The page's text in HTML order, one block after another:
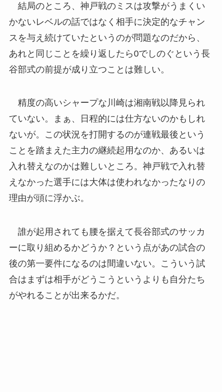
結局のところ、神戸戦のミスは攻撃がうまくい
かないレベルの話ではなく相手に決定的なチャン
スを与え続けていたというのが問題なのだから、
あれと同じことを繰り返したら0でしのぐという長
谷部式の前提が成り立つことは難しい。
精度の高いシャープな川崎は湘南戦以降見られ
ていない。まぁ、日程的には仕方ないのかもしれ
ないが。この状況を打開するのが連戦最後という
ことを踏まえた主力の継続起用なのか、あるいは
入れ替えなのかは難しいところ。神戸戦で入れ替
えなかった選手には大体は使われなかったなりの
理由が頭に浮かぶ。
誰が起用されても腰を据えて長谷部式のサッカ
ーに取り組めるかどうか？という点があの試合の
後の第一要件になるのは間違いない。こういう試
合はまずは相手がどうこうというよりも自分たち
がやれることが出来るかだ。